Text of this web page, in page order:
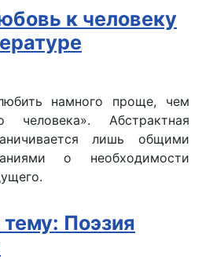
к человеку
намного проще, чем
человека». Абстрактная
лишь общими
о необходимости
Поэзия